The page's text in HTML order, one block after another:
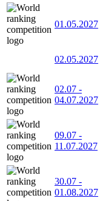
01.05.2027
02.05.2027
02.07 -
04.07.2027
09.07 -
11.07.2027
30.07 -
01.08.2027